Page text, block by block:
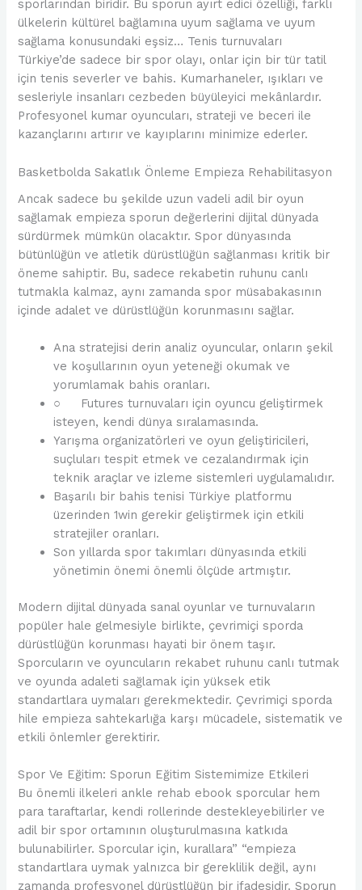
sporlarından biridir. Bu sporun ayırt edici özelliği, farklı
ülkelerin kültürel bağlamına uyum sağlama ve uyum
sağlama konusundaki eşsiz… Tenis turnuvaları
Türkiye’de sadece bir spor olayı, onlar için bir tür tatil
için tenis severler ve bahis. Kumarhaneler, ışıkları ve
sesleriyle insanları cezbeden büyüleyici mekânlardır.
Profesyonel kumar oyuncuları, strateji ve beceri ile
kazançlarını artırır ve kayıplarını minimize ederler.
Basketbolda Sakatlık Önleme Empieza Rehabilitasyon
Ancak sadece bu şekilde uzun vadeli adil bir oyun
sağlamak empieza sporun değerlerini dijital dünyada
sürdürmek mümkün olacaktır. Spor dünyasında
bütünlüğün ve atletik dürüstlüğün sağlanması kritik bir
öneme sahiptir. Bu, sadece rekabetin ruhunu canlı
tutmakla kalmaz, aynı zamanda spor müsabakasının
içinde adalet ve dürüstlüğün korunmasını sağlar.
Ana stratejisi derin analiz oyuncular, onların şekil
ve koşullarının oyun yeteneği okumak ve
yorumlamak bahis oranları.
○ Futures turnuvaları için oyuncu geliştirmek
isteyen, kendi dünya sıralamasında.
Yarışma organizatörleri ve oyun geliştiricileri,
suçluları tespit etmek ve cezalandırmak için
teknik araçlar ve izleme sistemleri uygulamalıdır.
Başarılı bir bahis tenisi Türkiye platformu
üzerinden 1win gerekir geliştirmek için etkili
stratejiler oranları.
Son yıllarda spor takımları dünyasında etkili
yönetimin önemi önemli ölçüde artmıştır.
Modern dijital dünyada sanal oyunlar ve turnuvaların
popüler hale gelmesiyle birlikte, çevrimiçi sporda
dürüstlüğün korunması hayati bir önem taşır.
Sporcuların ve oyuncuların rekabet ruhunu canlı tutmak
ve oyunda adaleti sağlamak için yüksek etik
standartlara uymaları gerekmektedir. Çevrimiçi sporda
hile empieza sahtekarlığa karşı mücadele, sistematik ve
etkili önlemler gerektirir.
Spor Ve Eğitim: Sporun Eğitim Sistemimize Etkileri
Bu önemli ilkeleri ankle rehab ebook sporcular hem
para taraftarlar, kendi rollerinde destekleyebilirler ve
adil bir spor ortamının oluşturulmasına katkıda
bulunabilirler. Sporcular için, kurallara” “empieza
standartlara uymak yalnızca bir gereklilik değil, aynı
zamanda profesyonel dürüstlüğün bir ifadesidir. Sporun